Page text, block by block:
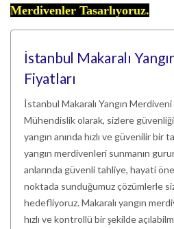
Merdivenler Tasarlıyoruz.
İstanbul Makaralı
Fiyatları
İstanbul Makaralı Yangın Merdiveni
Mühendislik olarak, sizlere
yangın anında hızlı ve güvenilir bir
yangın merdivenleri sunmanın
anlarında güvenli tahliye, hayati
noktada sunduğumuz çözümlerle
hedefliyoruz. Makaralı yangın
hızlı ve kontrollü bir şekilde